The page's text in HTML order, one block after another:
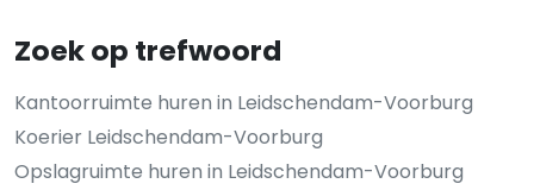
Zoek op trefwoord
Kantoorruimte huren in Leidschendam-Voorburg
Koerier Leidschendam-Voorburg
Opslagruimte huren in Leidschendam-Voorburg